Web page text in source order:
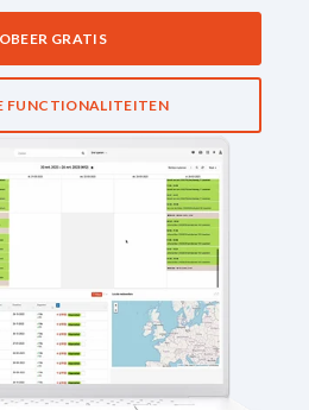
GRATIS
FUNCTIONALITEITEN